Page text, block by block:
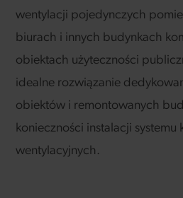
wentylacji pojedynczych
biurach i innych budynkach
obiektach użyteczności
idealne rozwiązanie
obiektów i remontowanych
konieczności instalacji systemu
wentylacyjnych.